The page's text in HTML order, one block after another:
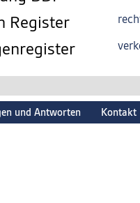
Register
und Antworten Kontakt